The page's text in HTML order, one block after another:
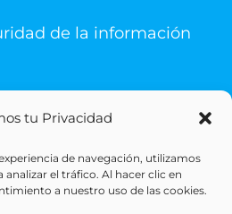
tu Privacidad
de navegación, utilizamos
el tráfico. Al hacer clic en
a nuestro uso de las cookies.
de la información
| Sigesa Sistemas de Gestión
All Rights Reserved